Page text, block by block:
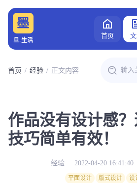
旦-生活
首页
首页 经验 正文内容
作品没有设计感
技巧简单有效！
经验 2022-04-20 16:41:40
平面设计 版式设计 设